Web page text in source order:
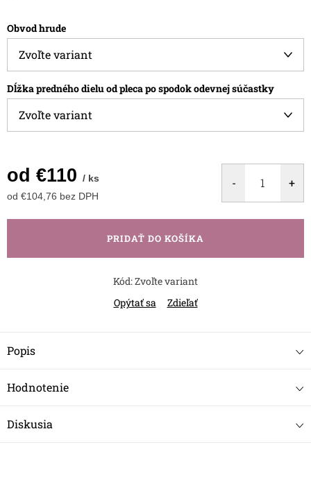
Obvod hrude
Dĺžka predného dielu od pleca po spodok odevnej súčastky
od €110 / ks
od €104,76 bez DPH
cena:
PRIDAŤ DO KOŠÍKA
Kód:Zvoľte variant
Opýtať sa
Zdieľať
Popis
Hodnotenie
Diskusia